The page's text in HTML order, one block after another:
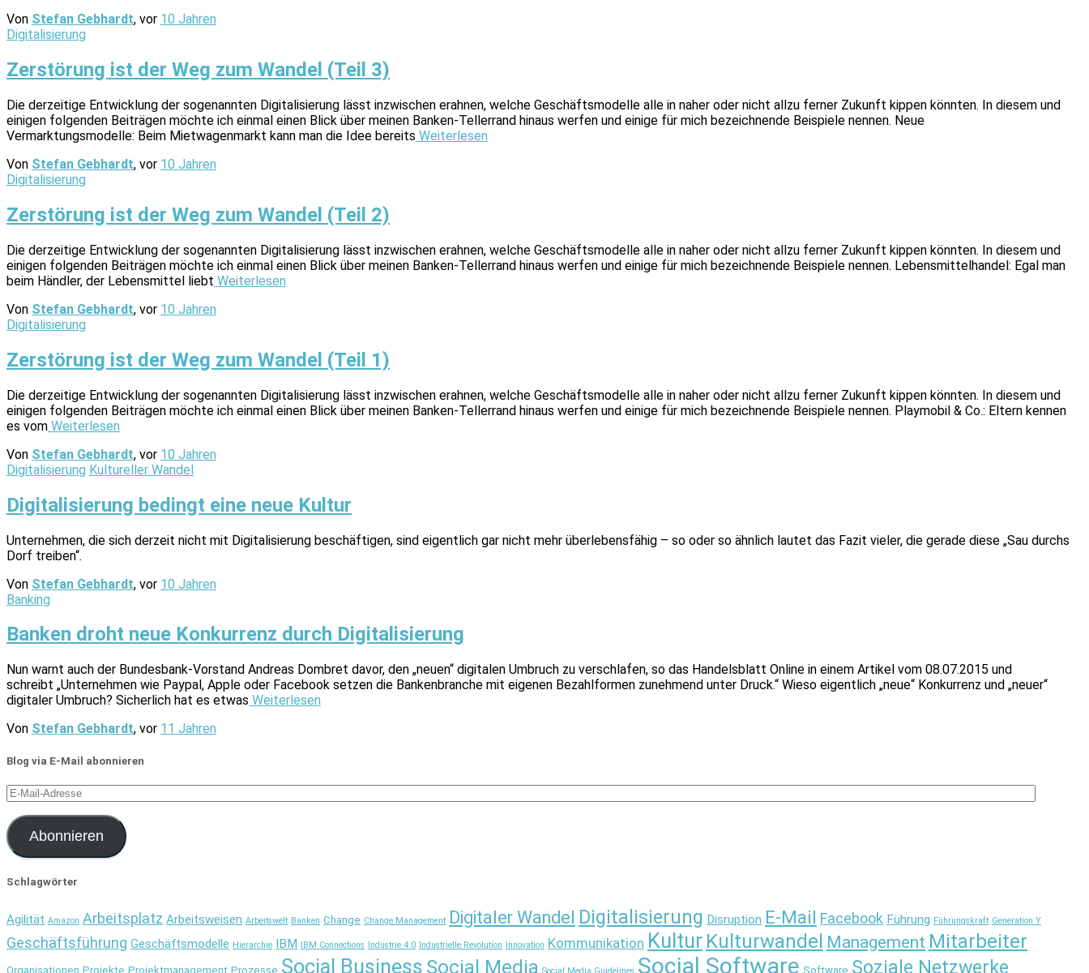
Von Stefan Gebhardt, vor 10 Jahren
Digitalisierung
Zerstörung ist der Weg zum Wandel (Teil 3)
Die derzeitige Entwicklung der sogenannten Digitalisierung lässt inzwischen erahnen, welche Geschäftsmodelle alle in naher oder nicht allzu ferner Zukunft kippen könnten. In diesem und
einigen folgenden Beiträgen möchte ich einmal einen Blick über meinen Banken-Tellerrand hinaus werfen und einige für mich bezeichnende Beispiele nennen. Neue
Vermarktungsmodelle: Beim Mietwagenmarkt kann man die Idee bereits Weiterlesen
Von Stefan Gebhardt, vor 10 Jahren
Digitalisierung
Zerstörung ist der Weg zum Wandel (Teil 2)
Die derzeitige Entwicklung der sogenannten Digitalisierung lässt inzwischen erahnen, welche Geschäftsmodelle alle in naher oder nicht allzu ferner Zukunft kippen könnten. In diesem und
einigen folgenden Beiträgen möchte ich einmal einen Blick über meinen Banken-Tellerrand hinaus werfen und einige für mich bezeichnende Beispiele nennen. Lebensmittelhandel: Egal man
beim Händler, der Lebensmittel liebt Weiterlesen
Von Stefan Gebhardt, vor 10 Jahren
Digitalisierung
Zerstörung ist der Weg zum Wandel (Teil 1)
Die derzeitige Entwicklung der sogenannten Digitalisierung lässt inzwischen erahnen, welche Geschäftsmodelle alle in naher oder nicht allzu ferner Zukunft kippen könnten. In diesem und
einigen folgenden Beiträgen möchte ich einmal einen Blick über meinen Banken-Tellerrand hinaus werfen und einige für mich bezeichnende Beispiele nennen. Playmobil & Co.: Eltern kennen
es vom Weiterlesen
Von Stefan Gebhardt, vor 10 Jahren
Digitalisierung Kultureller Wandel
Digitalisierung bedingt eine neue Kultur
Unternehmen, die sich derzeit nicht mit Digitalisierung beschäftigen, sind eigentlich gar nicht mehr überlebensfähig – so oder so ähnlich lautet das Fazit vieler, die gerade diese „Sau durchs
Dorf treiben“.
Von Stefan Gebhardt, vor 10 Jahren
Banking
Banken droht neue Konkurrenz durch Digitalisierung
Nun warnt auch der Bundesbank-Vorstand Andreas Dombret davor, den „neuen“ digitalen Umbruch zu verschlafen, so das Handelsblatt Online in einem Artikel vom 08.07.2015 und
schreibt „Unternehmen wie Paypal, Apple oder Facebook setzen die Bankenbranche mit eigenen Bezahlformen zunehmend unter Druck.“ Wieso eigentlich „neue“ Konkurrenz und „neuer“
digitaler Umbruch? Sicherlich hat es etwas Weiterlesen
Von Stefan Gebhardt, vor 11 Jahren
Blog via E-Mail abonnieren
E-
Mail-
Adresse
Abonnieren
Schlagwörter
Agilität Amazon Arbeitsplatz Arbeitsweisen Arbeitswelt Banken Change Change Management Digitaler Wandel Digitalisierung Disruption E-Mail Facebook Führung Führungskraft Generation Y
Geschäftsführung Geschäftsmodelle Hierarchie IBM IBM Connections Industrie 4.0 Industrielle Revolution Innovation Kommunikation Kultur Kulturwandel Management Mitarbeiter
Organisationen Projekte Projektmanagement Prozesse Social Business Social Media Social Software Software Soziale Netzwerke